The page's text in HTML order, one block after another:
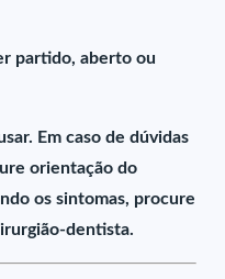
partido, aberto ou
Em caso de dúvidas
orientação do
os sintomas, procure
dentista.